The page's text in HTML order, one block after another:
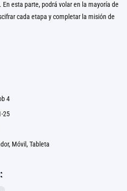
esta parte, podrá volar en la mayoría de
cada etapa y completar la misión de
4
25
Móvil, Tableta